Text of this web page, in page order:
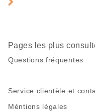
Pages les plus
Questions fréquentes
Service clientèle et
Méntions légales